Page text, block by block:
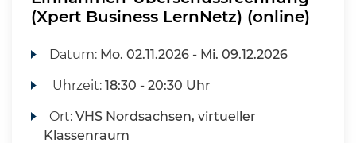
(Xpert Business LernNetz) (online)
Datum: Mo. 02.11.2026 - Mi. 09.12.2026
Uhrzeit:18:30 - 20:30 Uhr
Ort:VHS Nordsachsen, virtueller
Klassenraum